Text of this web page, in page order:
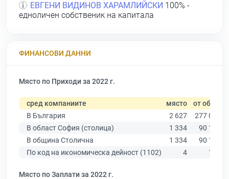
ЕВГЕНИ ВИДИНОВ ХАРАМЛИЙСКИ 100% -
едноличен собственик на капитала
ФИНАНСОВИ ДАННИ
Място по Приходи за 2022 г.
сред компаниите място от общо
В България
2 627
277 019
В област София (столица)
1 334
90 178
В община Столична
1 334
90 178
По код на икономическа дейност (1102)
4 188
Място по Заплати за 2022 г.